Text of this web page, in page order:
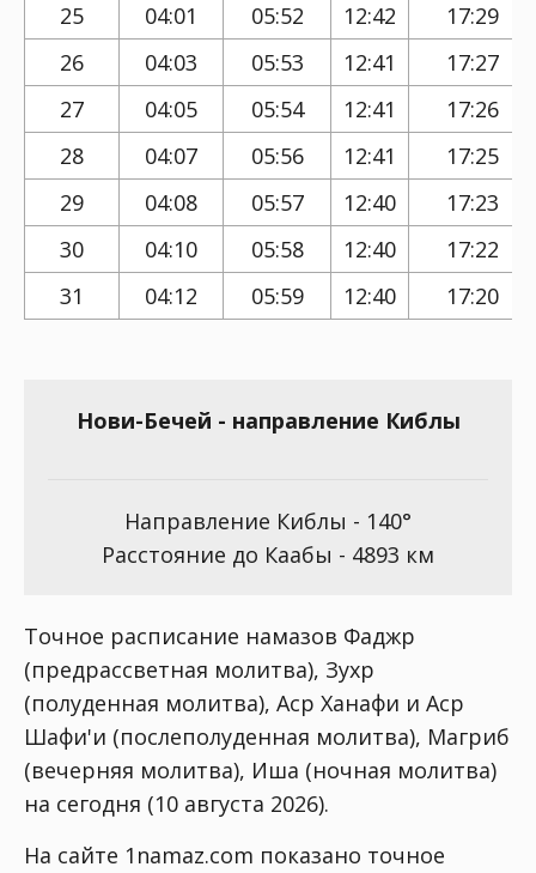
25 04:01 05:52 12:42
17:29
26
04:03 05:53 12:41
17:27
27
04:05 05:54 12:41
17:26
28
04:07 05:56 12:41
17:25
29
04:08 05:57 12:40
17:23
30
04:10 05:58 12:40
17:22
31
04:12 05:59 12:40 17:20
Нови-Бечей - направление Киблы
Направление Киблы - 140°
Расстояние до Каабы - 4893 км
Точное расписание намазов Фаджр
(предрассветная молитва), Зухр
(полуденная молитва), Аср Ханафи и Аср
Шафи'и (послеполуденная молитва), Магриб
(вечерняя молитва), Иша (ночная молитва)
на сегодня (10 августа 2026).
На сайте 1namaz.com показано точное